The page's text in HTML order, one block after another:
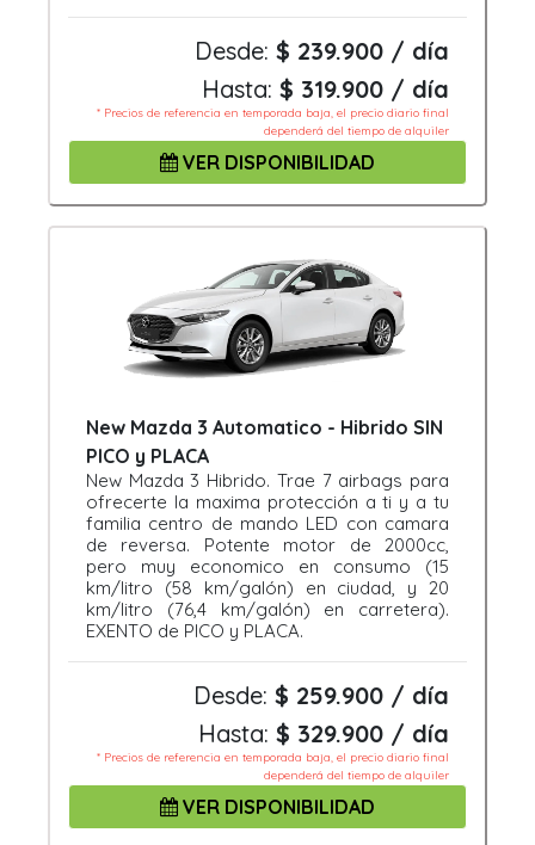
Desde: $ 239.900 / día
Hasta: $ 319.900 / día
* Precios de referencia en temporada baja, el precio diario final
dependerá del tiempo de alquiler
VER DISPONIBILIDAD
New Mazda 3 Automatico - Hibrido SIN
PICO y PLACA
New Mazda 3 Hibrido. Trae 7 airbags para
ofrecerte la maxima protección a ti y a tu
familia centro de mando LED con camara
de reversa. Potente motor de 2000cc,
pero muy economico en consumo (15
km/litro (58 km/galón) en ciudad, y 20
km/litro (76,4 km/galón) en carretera).
EXENTO de PICO y PLACA.
Desde: $ 259.900 / día
Hasta: $ 329.900 / día
* Precios de referencia en temporada baja, el precio diario final
dependerá del tiempo de alquiler
VER DISPONIBILIDAD